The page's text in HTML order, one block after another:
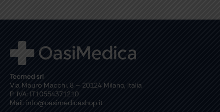
Tecmed srl
Via Mauro Macchi, 8 – 20124 Milano, Italia
P. IVA: IT10554371210
Mail: info@oasimedicashop.it